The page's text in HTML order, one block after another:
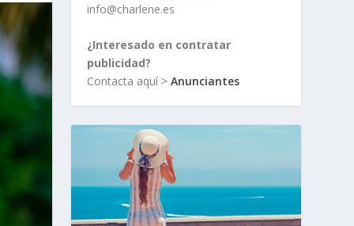
info@charlene.es
¿Interesado en contratar
publicidad?
Contacta aquí >Anunciantes